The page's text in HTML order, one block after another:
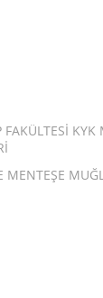
KYK
MENTEŞE